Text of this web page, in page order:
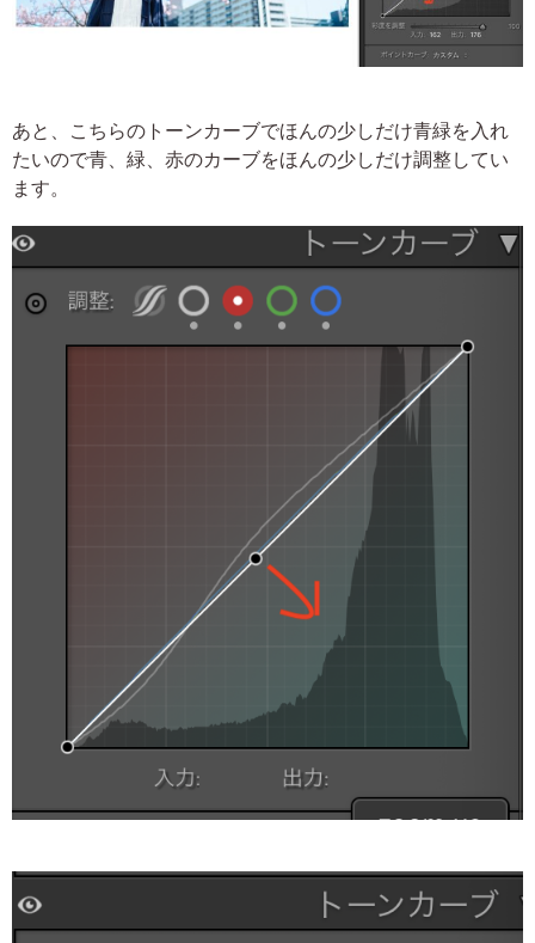
あと、こちらのトーンカーブでほんの少しだけ青緑を入れ
たいので青、緑、赤のカーブをほんの少しだけ調整してい
ます。